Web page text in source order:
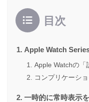
目次
Apple Watch
Apple Watchの「
コンプリケーシ
一時的に常時表示